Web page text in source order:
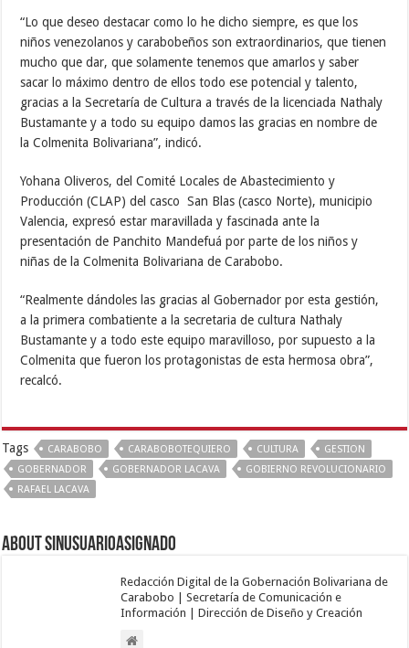
“Lo que deseo destacar como lo he dicho siempre, es que los
niños venezolanos y carabobeños son extraordinarios, que tienen
mucho que dar, que solamente tenemos que amarlos y saber
sacar lo máximo dentro de ellos todo ese potencial y talento,
gracias a la Secretaría de Cultura a través de la licenciada Nathaly
Bustamante y a todo su equipo damos las gracias en nombre de
la Colmenita Bolivariana”, indicó.
Yohana Oliveros, del Comité Locales de Abastecimiento y
Producción (CLAP) del casco San Blas (casco Norte), municipio
Valencia, expresó estar maravillada y fascinada ante la
presentación de Panchito Mandefuá por parte de los niños y
niñas de la Colmenita Bolivariana de Carabobo.
“Realmente dándoles las gracias al Gobernador por esta gestión,
a la primera combatiente a la secretaria de cultura Nathaly
Bustamante y a todo este equipo maravilloso, por supuesto a la
Colmenita que fueron los protagonistas de esta hermosa obra”,
recalcó.
Tags CARABOBO CARABOBOTEQUIERO CULTURA
GESTION
GOBERNADOR
GOBERNADOR LACAVA
GOBIERNO REVOLUCIONARIO
RAFAEL LACAVA
About sinusuarioasignado
Redacción Digital de la Gobernación Bolivariana de
Carabobo | Secretaría de Comunicación e
Información | Dirección de Diseño y Creación